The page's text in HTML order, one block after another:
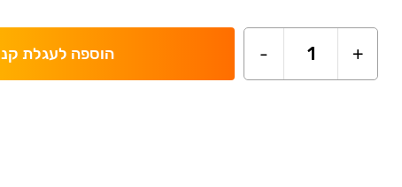
+
1
- הוספה לעגלת